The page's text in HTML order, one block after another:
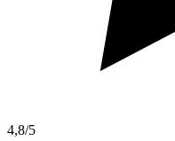
4,8/5